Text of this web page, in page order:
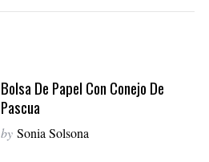
Bolsa De Papel Con Conejo De
Pascua
by Sonia Solsona